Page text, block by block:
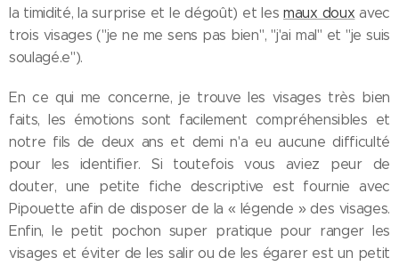
la timidité, la surprise et le dégoût) et lesmaux doux avec
trois visages ("je ne me sens pas bien", "j'ai mal" et "je suis
soulagé.e").
En ce qui me concerne, je trouve les visages très bien
faits, les émotions sont facilement compréhensibles et
notre fils de deux ans et demi n'a eu aucune difficulté
pour les identifier. Si toutefois vous aviez peur de
douter, une petite fiche descriptive est fournie avec
Pipouette afin de disposer de la « légende » des visages.
Enfin, le petit pochon super pratique pour ranger les
visages et éviter de les salir ou de les égarer est un petit